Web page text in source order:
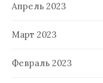
Апрель 2023
Март 2023
Февраль 2023